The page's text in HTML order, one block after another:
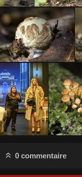
0 commentaire